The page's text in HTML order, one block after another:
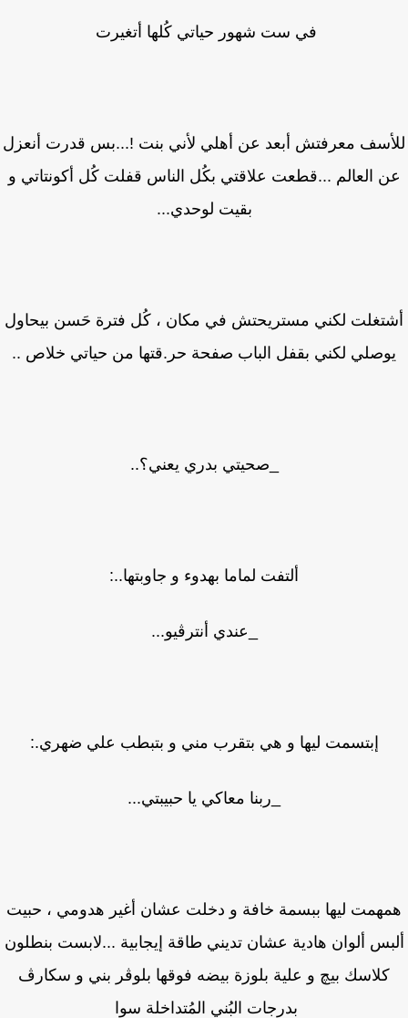
في ست شهور حياتي كُلها أتغيرت
معرفتش أبعد عن أهلي لأني بنت !...بس قدرت أنعزل
العالم ...قطعت علاقتي بكُل الناس قفلت كُل أكونتاتي و
بقيت لوحدي...
لكني مستريحتش في مكان ، كُل فترة حَسن بيحاول
لكني بقفل الباب صفحة حر.قتها من حياتي خلاص ..
_صحيتي بدري يعني؟..
ألتفت لماما بهدوء و جاوبتها..:
_عندي أنترڤيو...
إبتسمت ليها و هي بتقرب مني و بتبطب علي ضهري.:
_ربنا معاكي يا حبيبتي...
ليها ببسمة خافة و دخلت عشان أغير هدومي ، حبيت
ألوان هادية عشان تديني طاقة إيجابية ...لابست بنطلون
كلاسك بيچ و علية بلوزة بيضه فوقها بلوڤر بني و سكارڤ
بدرجات البُني المُتداخلة سوا